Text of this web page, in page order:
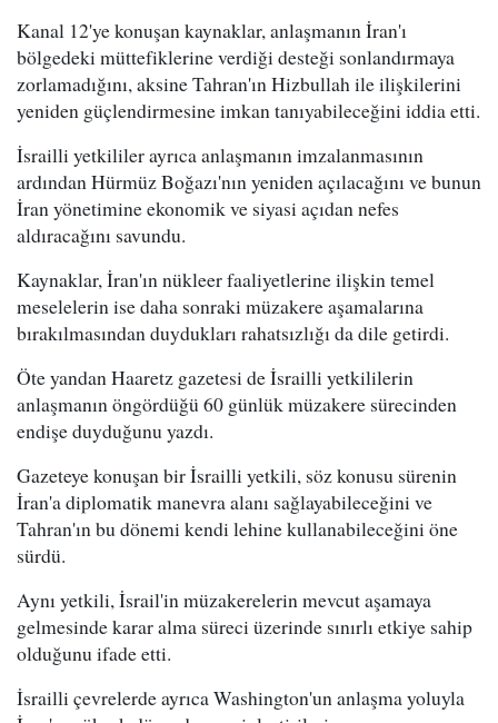
Kanal 12'ye konuşan kaynaklar, anlaşmanın İran'ı
bölgedeki müttefiklerine verdiği desteği sonlandırmaya
zorlamadığını, aksine Tahran'ın Hizbullah ile ilişkilerini
yeniden güçlendirmesine imkan tanıyabileceğini iddia etti.
İsrailli yetkililer ayrıca anlaşmanın imzalanmasının
ardından Hürmüz Boğazı'nın yeniden açılacağını ve bunun
İran yönetimine ekonomik ve siyasi açıdan nefes
aldıracağını savundu.
Kaynaklar, İran'ın nükleer faaliyetlerine ilişkin temel
meselelerin ise daha sonraki müzakere aşamalarına
bırakılmasından duydukları rahatsızlığı da dile getirdi.
Öte yandan Haaretz gazetesi de İsrailli yetkililerin
anlaşmanın öngördüğü 60 günlük müzakere sürecinden
endişe duyduğunu yazdı.
Gazeteye konuşan bir İsrailli yetkili, söz konusu sürenin
İran'a diplomatik manevra alanı sağlayabileceğini ve
Tahran'ın bu dönemi kendi lehine kullanabileceğini öne
sürdü.
Aynı yetkili, İsrail'in müzakerelerin mevcut aşamaya
gelmesinde karar alma süreci üzerinde sınırlı etkiye sahip
olduğunu ifade etti.
İsrailli çevrelerde ayrıca Washington'un anlaşma yoluyla